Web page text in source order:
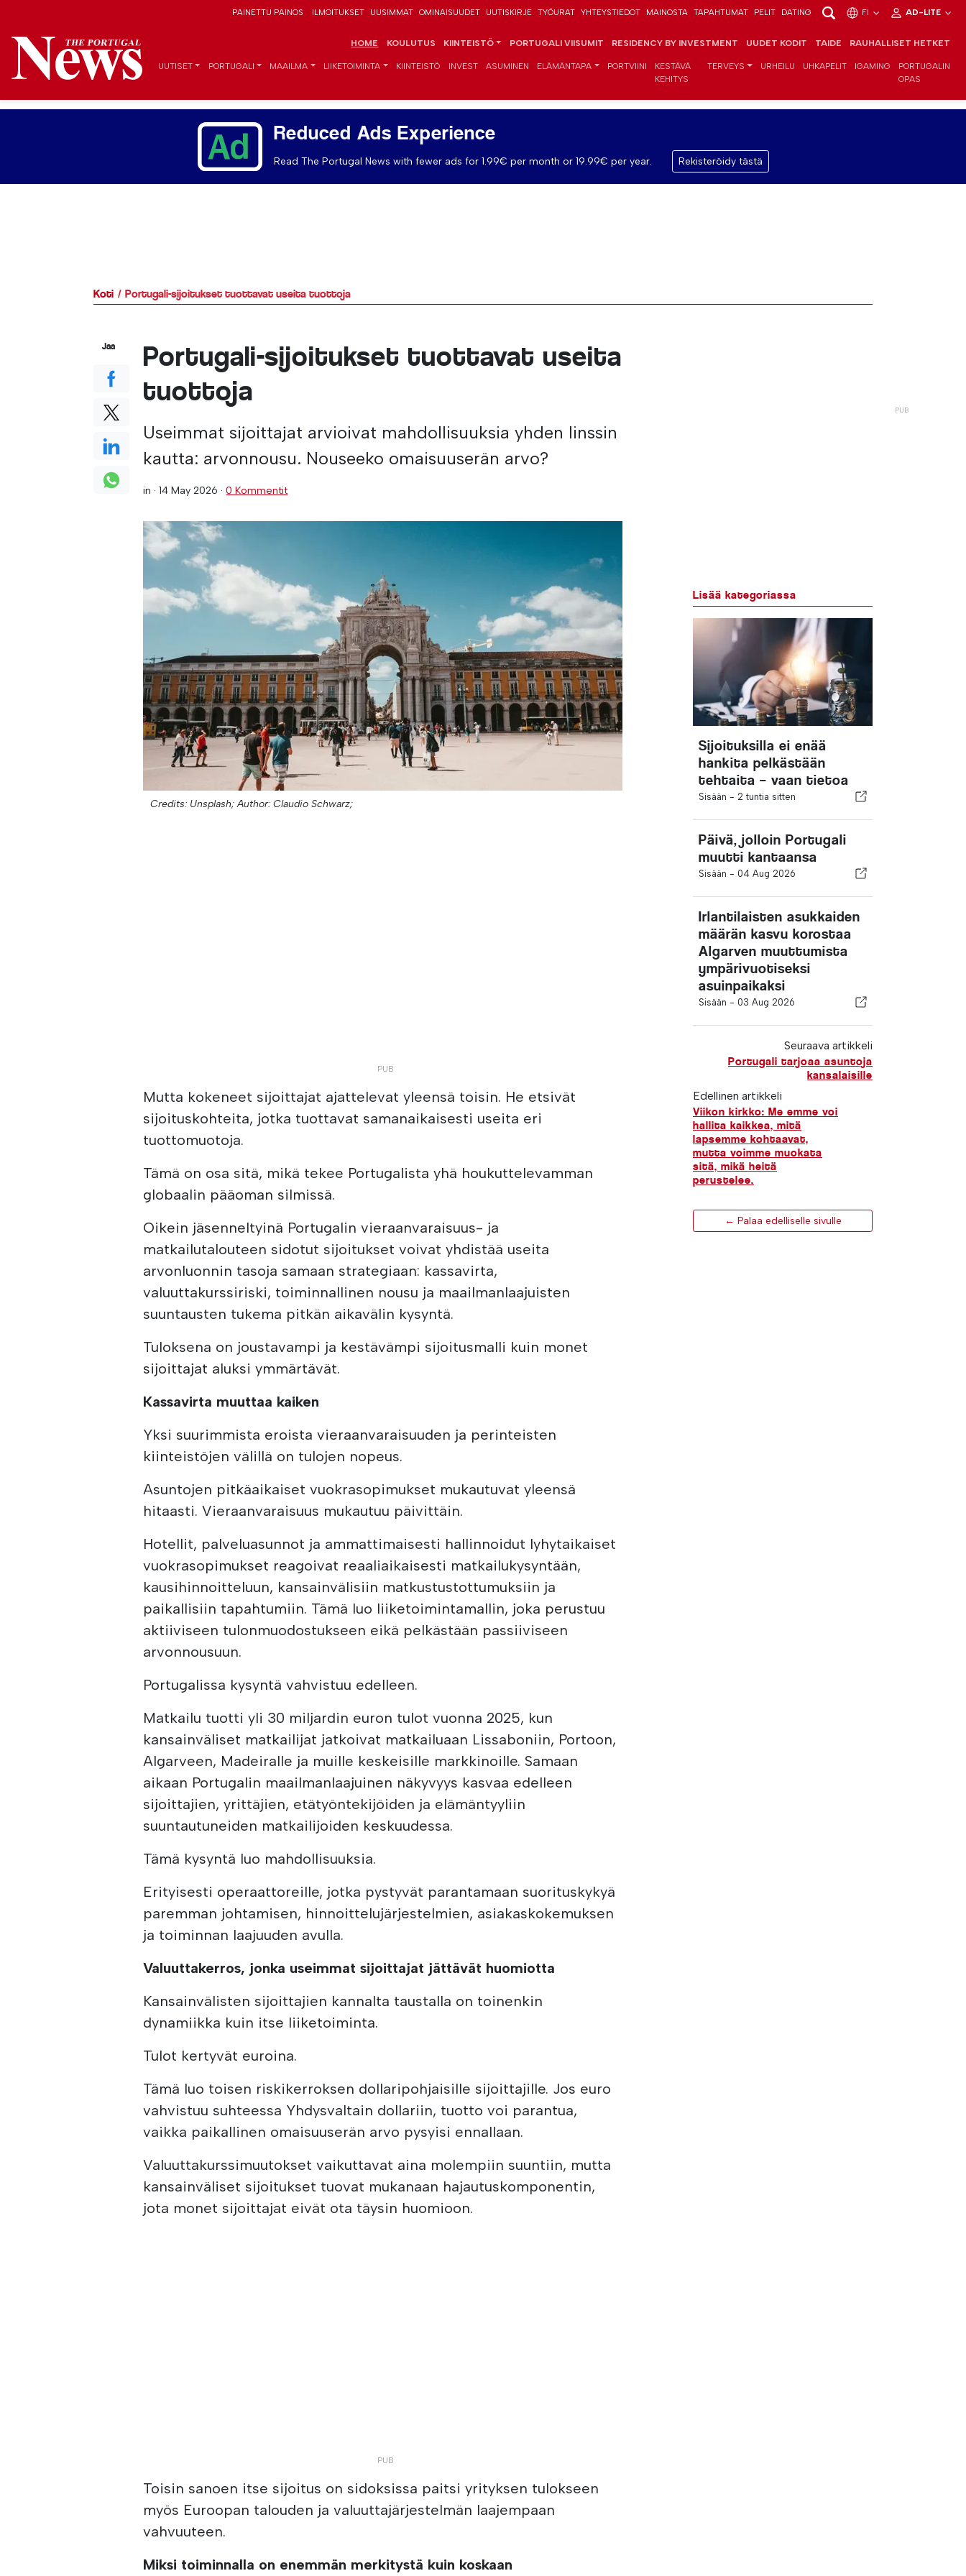
PAINETTU PAINOS ILMOITUKSET UUSIMMAT OMINAISUUDET UUTISKIRJE TYÖURAT YHTEYSTIEDOT MAINOSTA TAPAHTUMAT PELIT DATING FI AD-LITE
HOME KOULUTUS KIINTEISTÖ PORTUGALI VIISUMIT RESIDENCY BY INVESTMENT UUDET KODIT TAIDE RAUHALLISET HETKET
UUTISET PORTUGALI MAAILMA LIIKETOIMINTA KIINTEISTÖ INVEST ASUMINEN ELÄMÄNTAPA PORTVIINI
KESTÄVÄ
KEHITYS
TERVEYS URHEILU UHKAPELIT IGAMING
PORTUGALIN
OPAS
Reduced Ads Experience
Read The Portugal News with fewer ads for 1.99€ per month or 19.99€ per year. Rekisteröidy tästä
Koti Portugali-sijoitukset tuottavat useita tuottoja
Portugali-sijoitukset tuottavat useita
tuottoja
Useimmat sijoittajat arvioivat mahdollisuuksia yhden linssin
kautta: arvonnousu. Nouseeko omaisuuserän arvo?
in ·14 May 2026 ·0 Kommentit
Credits: Unsplash; Author: Claudio Schwarz;
Mutta kokeneet sijoittajat ajattelevat yleensä toisin. He etsivät
sijoituskohteita, jotka tuottavat samanaikaisesti useita eri
tuottomuotoja.
Tämä on osa sitä, mikä tekee Portugalista yhä houkuttelevamman
globaalin pääoman silmissä.
Oikein jäsenneltyinä Portugalin vieraanvaraisuus- ja
matkailutalouteen sidotut sijoitukset voivat yhdistää useita
arvonluonnin tasoja samaan strategiaan: kassavirta,
valuuttakurssiriski, toiminnallinen nousu ja maailmanlaajuisten
suuntausten tukema pitkän aikavälin kysyntä.
Tuloksena on joustavampi ja kestävämpi sijoitusmalli kuin monet
sijoittajat aluksi ymmärtävät.
Kassavirta muuttaa kaiken
Yksi suurimmista eroista vieraanvaraisuuden ja perinteisten
kiinteistöjen välillä on tulojen nopeus.
Asuntojen pitkäaikaiset vuokrasopimukset mukautuvat yleensä
hitaasti. Vieraanvaraisuus mukautuu päivittäin.
Hotellit, palveluasunnot ja ammattimaisesti hallinnoidut lyhytaikaiset
vuokrasopimukset reagoivat reaaliaikaisesti matkailukysyntään,
kausihinnoitteluun, kansainvälisiin matkustustottumuksiin ja
paikallisiin tapahtumiin. Tämä luo liiketoimintamallin, joka perustuu
aktiiviseen tulonmuodostukseen eikä pelkästään passiiviseen
arvonnousuun.
Portugalissa kysyntä vahvistuu edelleen.
Matkailu tuotti yli 30 miljardin euron tulot vuonna 2025, kun
kansainväliset matkailijat jatkoivat matkailuaan Lissaboniin, Portoon,
Algarveen, Madeiralle ja muille keskeisille markkinoille. Samaan
aikaan Portugalin maailmanlaajuinen näkyvyys kasvaa edelleen
sijoittajien, yrittäjien, etätyöntekijöiden ja elämäntyyliin
suuntautuneiden matkailijoiden keskuudessa.
Tämä kysyntä luo mahdollisuuksia.
Erityisesti operaattoreille, jotka pystyvät parantamaan suorituskykyä
paremman johtamisen, hinnoittelujärjestelmien, asiakaskokemuksen
ja toiminnan laajuuden avulla.
Valuuttakerros, jonka useimmat sijoittajat jättävät huomiotta
Kansainvälisten sijoittajien kannalta taustalla on toinenkin
dynamiikka kuin itse liiketoiminta.
Tulot kertyvät euroina.
Tämä luo toisen riskikerroksen dollaripohjaisille sijoittajille. Jos euro
vahvistuu suhteessa Yhdysvaltain dollariin, tuotto voi parantua,
vaikka paikallinen omaisuuserän arvo pysyisi ennallaan.
Valuuttakurssimuutokset vaikuttavat aina molempiin suuntiin, mutta
kansainväliset sijoitukset tuovat mukanaan hajautuskomponentin,
jota monet sijoittajat eivät ota täysin huomioon.
Toisin sanoen itse sijoitus on sidoksissa paitsi yrityksen tulokseen
myös Euroopan talouden ja valuuttajärjestelmän laajempaan
vahvuuteen.
Miksi toiminnalla on enemmän merkitystä kuin koskaan
Jaa
Lisää kategoriassa
Sijoituksilla ei enää
hankita pelkästään
tehtaita – vaan tietoa
Sisään - 2 tuntia sitten
Päivä, jolloin Portugali
muutti kantaansa
Sisään - 04 Aug 2026
Irlantilaisten asukkaiden
määrän kasvu korostaa
Algarven muuttumista
ympärivuotiseksi
asuinpaikaksi
Sisään - 03 Aug 2026
Seuraava artikkeli
Portugali tarjoaa asuntoja
kansalaisille
Edellinen artikkeli
Viikon kirkko: Me emme voi
hallita kaikkea, mitä
lapsemme kohtaavat,
mutta voimme muokata
sitä, mikä heitä
perustelee.
← Palaa edelliselle sivulle